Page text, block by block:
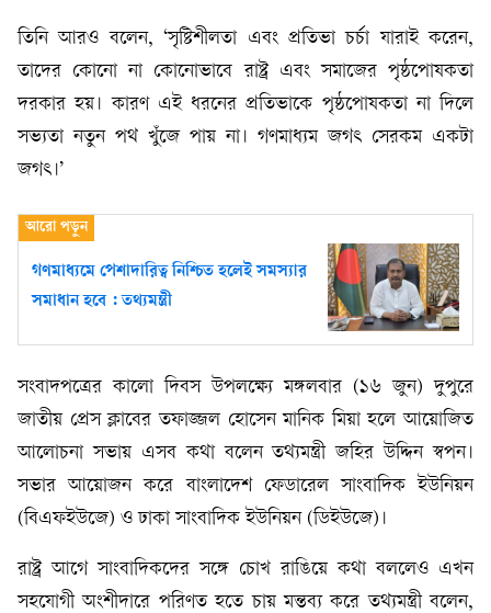
তিনি আরও বলেন, ‘সৃষ্টিশীলতা এবং প্রতিভা চর্চা যারাই করেন,
তাদের কোনো না কোনোভাবে রাষ্ট্র এবং সমাজের পৃষ্ঠপোষকতা
দরকার হয়। কারণ এই ধরনের প্রতিভাকে পৃষ্ঠপোষকতা না দিলে
সভ্যতা নতুন পথ খুঁজে পায় না। গণমাধ্যম জগৎ সেরকম একটা
জগৎ।’
গণমাধ্যমে পেশাদারিত্ব নিশ্চিত হলেই সমস্যার
সমাধান হবে : তথ্যমন্ত্রী
সংবাদপত্রের কালো দিবস উপলক্ষ্যে মঙ্গলবার (১৬ জুন) দুপুরে
জাতীয় প্রেস ক্লাবের তফাজ্জল হোসেন মানিক মিয়া হলে আয়োজিত
আলোচনা সভায় এসব কথা বলেন তথ্যমন্ত্রী জহির উদ্দিন স্বপন।
সভার আয়োজন করে বাংলাদেশ ফেডারেল সাংবাদিক ইউনিয়ন
(বিএফইউজে) ও ঢাকা সাংবাদিক ইউনিয়ন (ডিইউজে)।
রাষ্ট্র আগে সাংবাদিকদের সঙ্গে চোখ রাঙিয়ে কথা বললেও এখন
সহযোগী অংশীদারে পরিণত হতে চায় মন্তব্য করে তথ্যমন্ত্রী বলেন,